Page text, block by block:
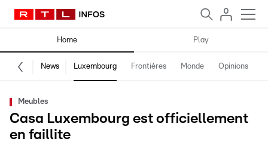
Home Play
News Luxembourg Frontières Monde Opinions
Meubles
Casa Luxembourg est officiellement
en faillite